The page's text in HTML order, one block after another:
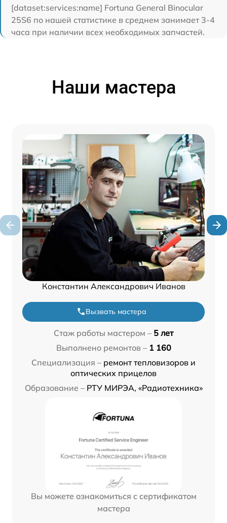
[dataset:services:name] Fortuna General Binocular
25S6 по нашей статистике в среднем занимает 3-4
часа при наличии всех необходимых запчастей.
Наши мастера
Константин Александрович Иванов
Вызвать мастера
Стаж работы мастером – 5 лет
Выполнено ремонтов – 1 160
Специализация – ремонт тепловизоров и
оптических прицелов
Образование – РТУ МИРЭА, «Радиотехника»
Вы можете ознакомиться с сертификатом
мастера